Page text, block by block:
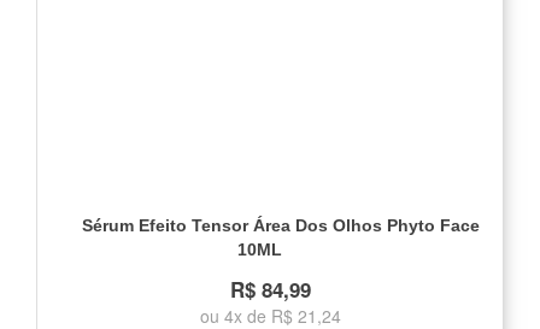
Sérum Efeito Tensor Área Dos Olhos Phyto Face
10ML
R$ 84,99
ou 4x de R$ 21,24